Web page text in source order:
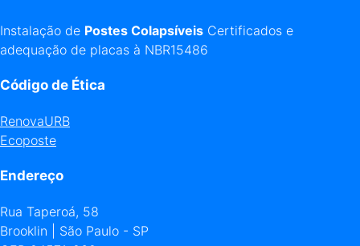
Instalação de Postes Colapsíveis Certificados e
adequação de placas à NBR15486
Código de Ética
RenovaURB
Ecoposte
Endereço
Rua Taperoá, 58
Brooklin | São Paulo - SP